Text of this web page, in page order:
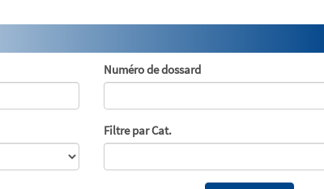
Numéro de dossard
Filtre par Cat.